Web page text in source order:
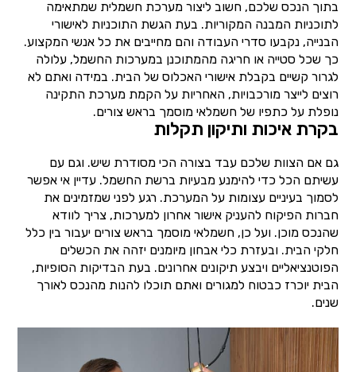
בתוך הנכס שלכם, חשוב ליצור מערכת חשמלית שמתאימה
לתוכניות המבנה המקוריות. בעת הגשת התוכניות לאישורי
הבנייה, נקבעו סדרי העבודה והם מחייבים את כל אנשי המקצוע.
כך שכל סטייה או חריגה מהמתוכנן במערכות החשמל, עלולה
לגרור קשיים בקבלת אישורי האכלוס של הבית. במידה ואתם לא
רוצים לייצר מורכבויות, האחריות על הקמת מערכת התקינה
נופלת על כתפיו של חשמלאי מוסמך בראש צורים.
בקרת איכות ותיקון תקלות
גם אם הצוות שלכם עבד בצורה הכי מסודרת שיש. וגם עם
עשיתם הכל כדי להימנע מבעיות ברשת החשמל. עדיין אי אפשר
לסמוך בעיניים עצומות על המערכת. רגע לפני שמזמינים את
חברות הפיקוח להעניק אישור אחרון למערכות, צריך לוודא
שהנכס מוכן. ועל כן, חשמלאי מוסמך בראש צורים יעבור בין כלל
חלקי הבית. ובעזרת כלי אבחון מיומנים יזהה את הכשלים
הפוטנציאליים ויבצע תיקונים אחרונים. בעת הבדיקות הסופיות,
הבית יוכרז כבטוח למגורים ואתם תוכלו להנות מהנכס לאורך
שנים.